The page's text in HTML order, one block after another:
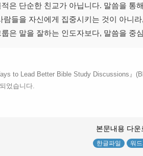
은 단순한 친교가 아닙니다. 말씀을 통
람들을 자신에게 집중시키는 것이 아니
은 말을 잘하는 인도자보다, 말씀을 중
to Lead Better Bible Study Discussions』
었습니다.
본문내용 다운
한글파일 워